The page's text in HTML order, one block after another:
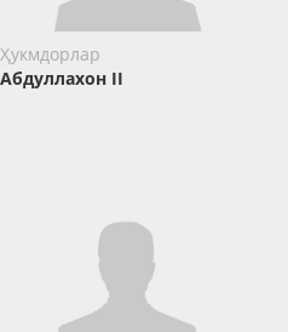
Ҳукмдорлар
Абдуллахон II